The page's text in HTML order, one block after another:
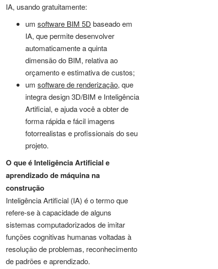
IA, usando gratuitamente:
um software BIM 5D baseado em
IA, que permite desenvolver
automaticamente a quinta
dimensão do BIM, relativa ao
orçamento e estimativa de custos;
um software de renderização, que
integra design 3D/BIM e Inteligência
Artificial, e ajuda você a obter de
forma rápida e fácil imagens
fotorrealistas e profissionais do seu
projeto.
O que é Inteligência Artificial e
aprendizado de máquina na
construção
Inteligência Artificial (IA) é o termo que
refere-se à capacidade de alguns
sistemas computadorizados de imitar
funções cognitivas humanas voltadas à
resolução de problemas, reconhecimento
de padrões e aprendizado.